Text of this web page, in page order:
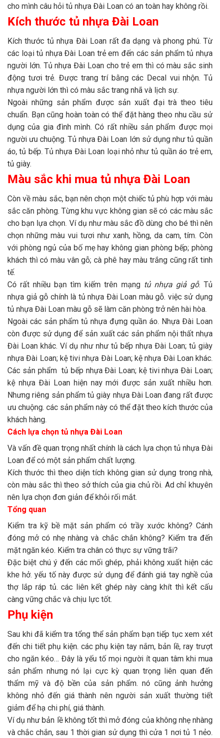
cho mình câu hỏi tủ nhựa Đài Loan có an toàn hay không rồi.
Kích thước tủ nhựa Đài Loan
Kích thước tủ nhựa Đài Loan rất đa dạng và phong phú. Từ
các loại tủ nhựa Đài Loan trẻ em đến các sản phẩm tủ nhựa
người lớn. Tủ nhựa Đài Loan cho trẻ em thì có màu sắc sinh
động tươi trẻ. Được trang trí bằng các Decal vui nhộn. Tủ
nhựa người lớn thì có màu sắc trang nhã và lịch sự.
Ngoài những sản phẩm được sản xuất đại trà theo tiêu
chuẩn. Bạn cũng hoàn toàn có thể đặt hàng theo nhu cầu sử
dụng của gia đình mình. Có rất nhiều sản phẩm được mọi
người ưu chuộng. Tủ nhựa Đài Loan lớn sử dụng như tủ quần
áo, tủ bếp. Tủ nhựa Đài Loan loại nhỏ như tủ quần áo trẻ em,
tủ giày.
Màu sắc khi mua tủ nhựa Đài Loan
Còn về màu sắc, bạn nên chọn một chiếc tủ phù hợp với màu
sắc căn phòng. Từng khu vực không gian sẽ có các màu sắc
cho bạn lựa chọn. Ví dụ như màu sắc đồ dùng cho bé thì nên
chọn những màu vui tươi như xanh, hồng, da cam, tím. Còn
với phòng ngủ của bố mẹ hay không gian phòng bếp; phòng
khách thì có màu vân gỗ; cà phê hay màu trắng cũng rất tinh
tế.
Có rất nhiều bạn tìm kiếm trên mạng tủ nhựa giả gỗ. Tủ
nhựa giả gỗ chính là tủ nhựa Đài Loan màu gỗ. việc sử dụng
tủ nhựa Đài Loan màu gỗ sẽ làm căn phòng trở nên hài hòa.
Ngoài các sản phẩm tủ nhựa đựng quần áo. Nhựa Đài Loan
còn được sử dụng để sản xuất các sản phẩm nội thất nhựa
Đài Loan khác. Ví dụ như như tủ bếp nhựa Đài Loan; tủ giày
nhựa Đài Loan; kệ tivi nhựa Đài Loan; kệ nhựa Đài Loan khác.
Các sản phẩm tủ bếp nhựa Đài Loan; kệ tivi nhựa Đài Loan;
kệ nhựa Đài Loan hiện nay mới được sản xuất nhiều hơn.
Nhưng riêng sản phẩm tủ giày nhựa Đài Loan đang rất được
ưu chuộng. các sản phẩm này có thể đặt theo kích thước của
khách hàng.
Cách lựa chọn tủ nhựa Đài Loan
Và vấn đề quan trọng nhất chính là cách lựa chọn tủ nhựa Đài
Loan để có một sản phẩm chất lượng.
Kích thước thì theo diện tích không gian sử dụng trong nhà,
còn màu sắc thì theo sở thích của gia chủ rồi. Ad chỉ khuyên
nên lựa chọn đơn giản để khỏi rối mắt.
Tổng quan
Kiểm tra kỹ bề mặt sản phẩm có trầy xước không? Cánh
đóng mở có nhẹ nhàng và chắc chắn không? Kiểm tra đến
mặt ngăn kéo. Kiểm tra chân có thực sự vững trãi?
Đặc biệt chú ý đến các mối ghép, phải không xuất hiện các
khe hở. yếu tố này được sử dụng để đánh giá tay nghề của
thợ lắp ráp tủ. các liên kết ghép này càng khít thì kết cấu
càng vững chắc và chịu lực tốt.
Phụ kiện
Sau khi đã kiểm tra tổng thể sản phẩm bạn tiếp tục xem xét
đến chi tiết phụ kiện. các phụ kiện tay nắm, bản lề, ray trượt
cho ngăn kéo… Đây là yếu tố mọi người ít quan tâm khi mua
sản phẩm nhưng nó lại cực kỳ quan trọng liên quan đến
thẩm mỹ và độ bền của sản phẩm. nó cũng ảnh hưởng
không nhỏ đến giá thành nên người sản xuất thường tiết
giảm để hạ chi phí, giá thành.
Ví dụ như bản lề không tốt thì mở đóng của không nhẹ nhàng
và chắc chắn, sau 1 thời gian sử dụng thì cửa 1 nơi tủ 1 nẻo.